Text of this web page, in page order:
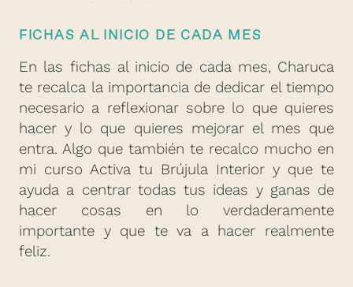
FICHAS AL INICIO DE CADA MES
En las fichas al inicio de cada mes, Charuca
te recalca la importancia de dedicar el tiempo
necesario a reflexionar sobre lo que quieres
hacer y lo que quieres mejorar el mes que
entra. Algo que también te recalco mucho en
mi curso Activa tu Brújula Interior y que te
ayuda a centrar todas tus ideas y ganas de
hacer cosas en lo verdaderamente
importante y que te va a hacer realmente
feliz.